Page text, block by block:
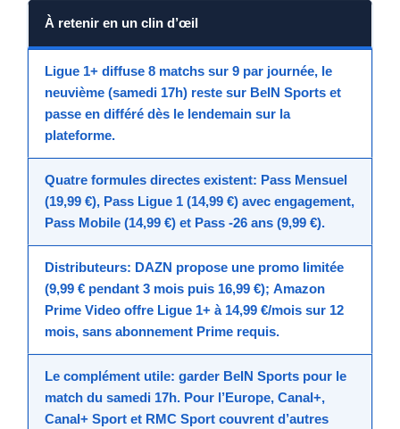
À retenir en un clin d’œil
Ligue 1+ diffuse 8 matchs sur 9 par journée, le
neuvième (samedi 17h) reste sur BeIN Sports et
passe en différé dès le lendemain sur la
plateforme.
Quatre formules directes existent: Pass Mensuel
(19,99 €), Pass Ligue 1 (14,99 €) avec engagement,
Pass Mobile (14,99 €) et Pass -26 ans (9,99 €).
Distributeurs: DAZN propose une promo limitée
(9,99 € pendant 3 mois puis 16,99 €); Amazon
Prime Video offre Ligue 1+ à 14,99 €/mois sur 12
mois, sans abonnement Prime requis.
Le complément utile: garder BeIN Sports pour le
match du samedi 17h. Pour l’Europe, Canal+,
Canal+ Sport et RMC Sport couvrent d’autres